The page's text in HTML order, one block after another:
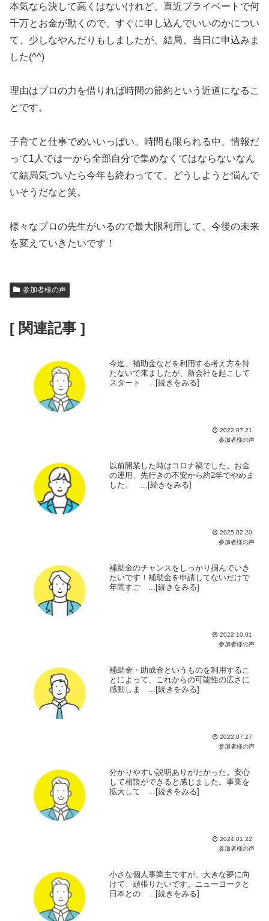
本気なら決して高くはないけれど、直近プライベートで何
千万とお金が動くので、すぐに申し込んでいいのかについ
て、少しなやんだりもしましたが、結局、当日に申込みま
した(^^)
理由はプロの力を借りれば時間の節約という近道になるこ
とです。
子育てと仕事でめいいっぱい。時間も限られる中、情報だ
って1人では一から全部自分で集めなくてはならないなん
て結局気づいたら今年も終わってて、どうしようと悩んで
いそうだなと笑。
様々なプロの先生がいるので最大限利用して、今後の未来
を変えていきたいです！
参加者様の声
[ 関連記事 ]
今迄、補助金などを利用する考え方を持
たないで来ましたが、新会社を起こして
スタート ...[続きをみる]
2022.07.21
参加者様の声
以前開業した時はコロナ禍でした。お金
の運用、先行きの不安から約2年でやめま
した。 ...[続きをみる]
2025.02.20
参加者様の声
補助金のチャンスをしっかり掴んでいき
たいです！補助金を申請してないだけで
年間すご ...[続きをみる]
2022.10.01
参加者様の声
補助金・助成金というものを利用するこ
とによって、これからの可能性の広さに
感動しま ...[続きをみる]
2022.07.27
参加者様の声
分かりやすい説明ありがたかった。安心
して相談ができると感じました。事業を
拡大して ...[続きをみる]
2024.01.22
参加者様の声
小さな個人事業主ですが、大きな夢に向
けて、頑張りたいです。ニューヨークと
日本との ...[続きをみる]